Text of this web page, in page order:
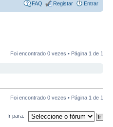
FAQ Registar Entrar
Foi encontrado 0 vezes • Página 1 de 1
Foi encontrado 0 vezes • Página 1 de 1
Ir para: